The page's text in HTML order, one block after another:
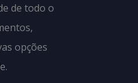
de todo o
opções